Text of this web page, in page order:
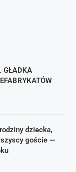
GŁADKA
dziecka,
goście —